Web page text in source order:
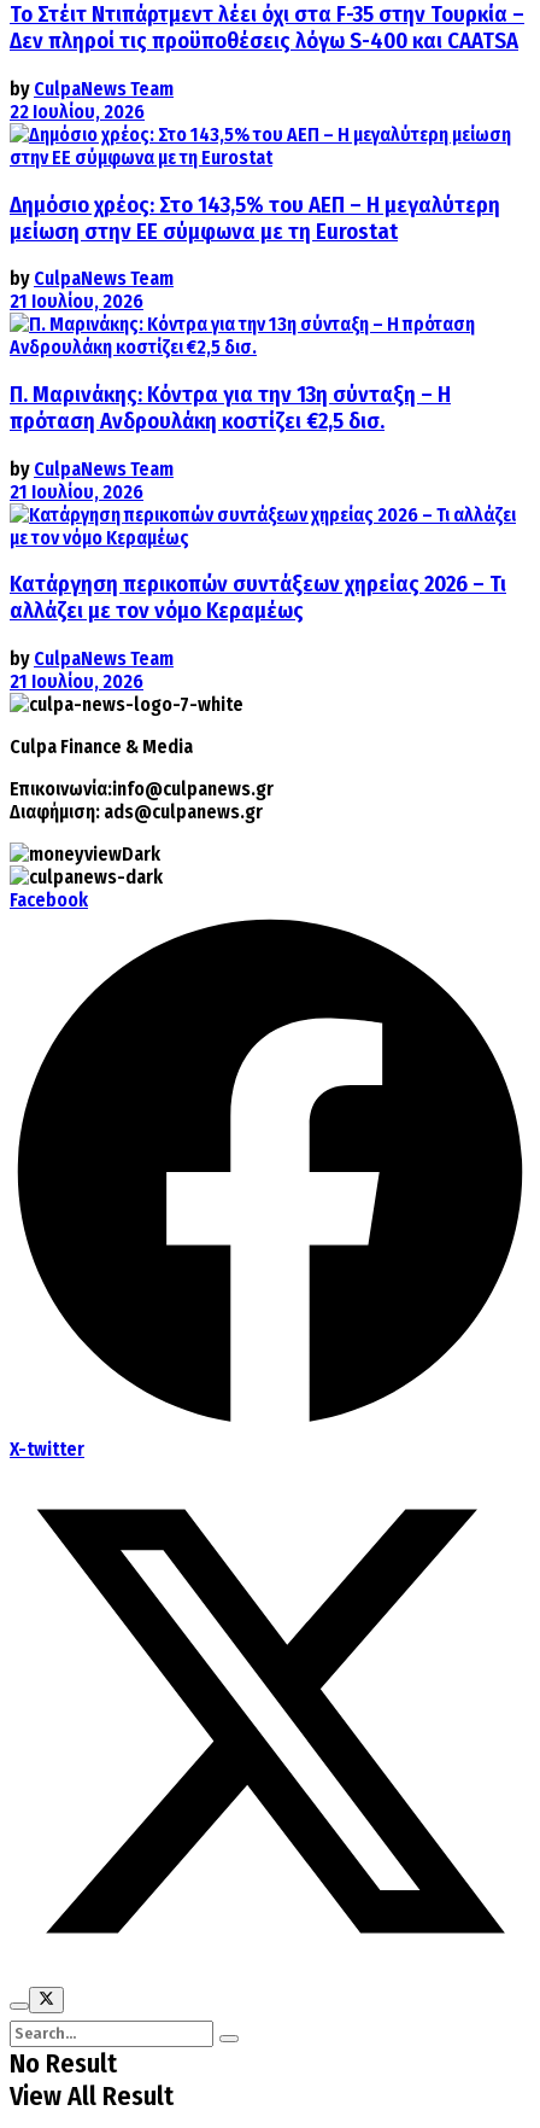
Το Στέιτ Ντιπάρτμεντ λέει όχι στα F-35 στην Τουρκία –
Δεν πληροί τις προϋποθέσεις λόγω S-400 και CAATSA
by CulpaNews Team
22 Ιουλίου, 2026
Δημόσιο χρέος: Στο 143,5% του ΑΕΠ – Η μεγαλύτερη
μείωση στην ΕΕ σύμφωνα με τη Eurostat
by CulpaNews Team
21 Ιουλίου, 2026
Π. Μαρινάκης: Κόντρα για την 13η σύνταξη – Η
πρόταση Ανδρουλάκη κοστίζει €2,5 δισ.
by CulpaNews Team
21 Ιουλίου, 2026
Κατάργηση περικοπών συντάξεων χηρείας 2026 – Τι
αλλάζει με τον νόμο Κεραμέως
by CulpaNews Team
21 Ιουλίου, 2026
Culpa Finance & Media
Επικοινωνία:info@culpanews.gr
Διαφήμιση: ads@culpanews.gr
Facebook
X-twitter
No Result
View All Result